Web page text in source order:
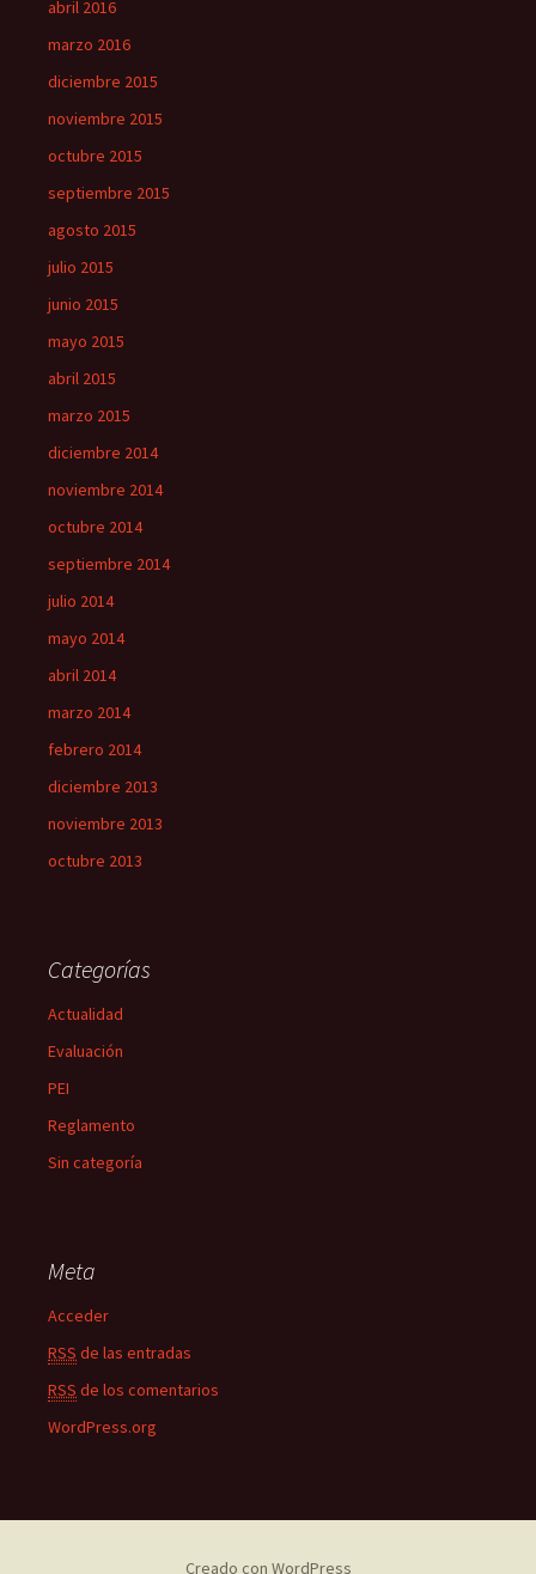
abril 2016
marzo 2016
diciembre 2015
noviembre 2015
octubre 2015
septiembre 2015
agosto 2015
julio 2015
junio 2015
mayo 2015
abril 2015
marzo 2015
diciembre 2014
noviembre 2014
octubre 2014
septiembre 2014
julio 2014
mayo 2014
abril 2014
marzo 2014
febrero 2014
diciembre 2013
noviembre 2013
octubre 2013
Categorías
Actualidad
Evaluación
PEI
Reglamento
Sin categoría
Meta
Acceder
RSS de las entradas
RSS de los comentarios
WordPress.org
Creado con WordPress